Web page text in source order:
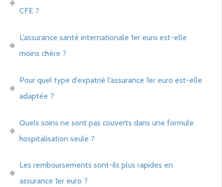
CFE ?
L’assurance santé internationale 1er euro est-elle
moins chère ?
Pour quel type d’expatrié l’assurance 1er euro est-elle
adaptée ?
Quels soins ne sont pas couverts dans une formule
hospitalisation seule ?
Les remboursements sont-ils plus rapides en
assurance 1er euro ?